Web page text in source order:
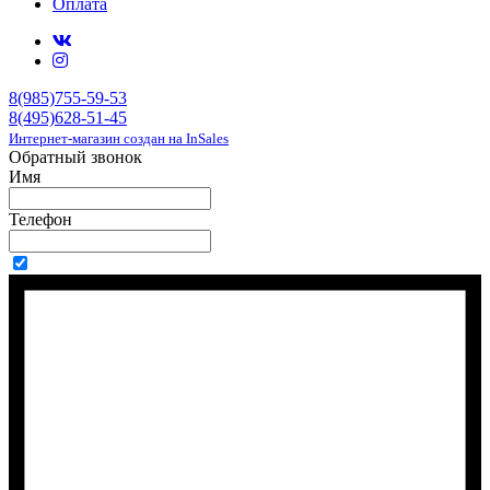
8(985)755-59-53
8(495)628-51-45
Интернет-магазин создан на InSales
Обратный звонок
Имя
Телефон